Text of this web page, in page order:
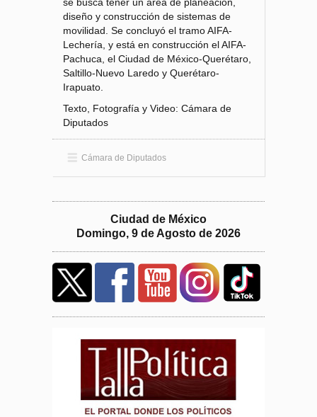
diseño y construcción de sistemas de
movilidad. Se concluyó el tramo AIFA-
Lechería, y está en construcción el AIFA-
Pachuca, el Ciudad de México-Querétaro,
Saltillo-Nuevo Laredo y Querétaro-
Irapuato.
Texto, Fotografía y Video: Cámara de
Diputados
Cámara de Diputados
Ciudad de México
Domingo, 9 de Agosto de 2026